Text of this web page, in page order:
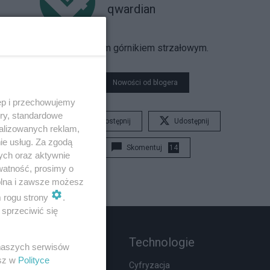
qwardian
jestem górnikiem strzałowym.
Nowości od blogera
Udostępnij Udostępnij
Skomentuj 14
Rozmaitości
Podróże
Technologie
Cyfryzacja
i przechowujemy
standardowe
reklam,
usług. Za zgodą
oraz aktywnie
prosimy o
i zawsze możesz
rogu strony
.
się
serwisów
w Polityce